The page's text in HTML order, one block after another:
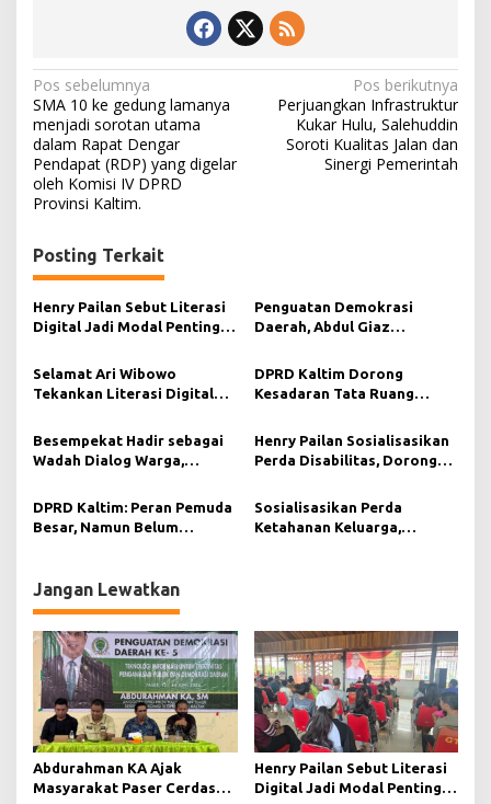
N
a
v
i
g
a
s
i
p
o
s
Pos sebelumnya
SMA 10 ke gedung lamanya
menjadi sorotan utama
dalam Rapat Dengar
Pendapat (RDP) yang digelar
oleh Komisi IV DPRD
Provinsi Kaltim.
Pos berikutnya
Perjuangkan Infrastruktur
Kukar Hulu, Salehuddin
Soroti Kualitas Jalan dan
Sinergi Pemerintah
Posting Terkait
Henry Pailan Sebut Literasi
Digital Jadi Modal Penting
Lebih Terbuka
Penguatan Demokrasi
Daerah, Abdul Giaz
Teknologi Informasi
Selamat Ari Wibowo
Tekankan Literasi Digital
Modern di Pedalaman Kukar
DPRD Kaltim Dorong
Kesadaran Tata Ruang
Kaman
Besempekat Hadir sebagai
Wadah Dialog Warga,
Aspirasi Masyarakat Paser
Henry Pailan Sosialisasikan
Perda Disabilitas, Dorong
DPRD Kaltim: Peran Pemuda
Besar, Namun Belum
Sosialisasikan Perda
Ketahanan Keluarga,
Jangan Lewatkan
Abdurahman KA Ajak
Masyarakat Paser Cerdas
Henry Pailan Sebut Literasi
Digital Jadi Modal Penting